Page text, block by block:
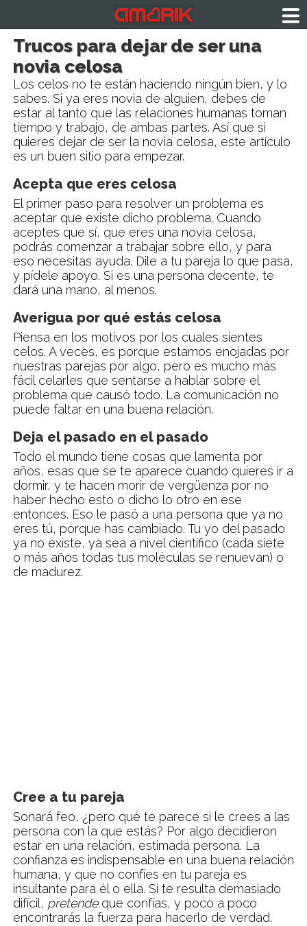
Trucos para dejar de ser una
novia celosa
Los celos no te están haciendo ningún bien, y lo
sabes. Si ya eres novia de alguien, debes de
estar al tanto que las relaciones humanas toman
tiempo y trabajo, de ambas partes. Así que si
quieres dejar de ser la novia celosa, este artículo
es un buen sitio para empezar.
Acepta que eres celosa
El primer paso para resolver un problema es
aceptar que existe dicho problema. Cuando
aceptes que sí, que eres una novia celosa,
podrás comenzar a trabajar sobre ello, y para
eso necesitas ayuda. Dile a tu pareja lo que pasa,
y pídele apoyo. Si es una persona decente, te
dará una mano, al menos.
Averigua por qué estás celosa
Piensa en los motivos por los cuales sientes
celos. A veces, es porque estamos enojadas por
nuestras parejas por algo, pero es mucho más
fácil celarles que sentarse a hablar sobre el
problema que causó todo. La comunicación no
puede faltar en una buena relación.
Deja el pasado en el pasado
Todo el mundo tiene cosas que lamenta por
años, esas que se te aparece cuando quieres ir a
dormir, y te hacen morir de vergüenza por no
haber hecho esto o dicho lo otro en ese
entonces. Eso le pasó a una persona que ya no
eres tú, porque has cambiado. Tu yo del pasado
ya no existe, ya sea a nivel científico (cada siete
o más años todas tus moléculas se renuevan) o
de madurez.
Cree a tu pareja
Sonará feo, ¿pero qué te parece si le crees a las
persona con la que estás? Por algo decidieron
estar en una relación, estimada persona. La
confianza es indispensable en una buena relación
humana, y que no confíes en tu pareja es
insultante para él o ella. Si te resulta demasiado
difícil, pretendeque confías, y poco a poco
encontrarás la fuerza para hacerlo de verdad.